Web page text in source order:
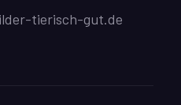
tierisch-gut.de